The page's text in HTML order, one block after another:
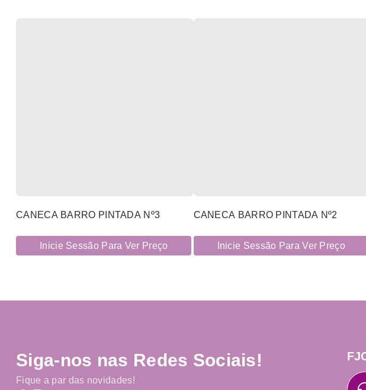
CANECA BARRO PINTADA Nº3
Inicie Sessão Para Ver Preço
CANECA BARRO PINTADA Nº2
Inicie Sessão Para Ver Preço
Siga-nos nas Redes Sociais!
Fique a par das novidades!